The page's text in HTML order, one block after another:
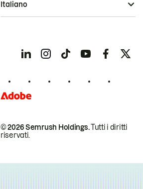
© 2026 Semrush Holdings.Tutti i diritti
riservati.
Italiano